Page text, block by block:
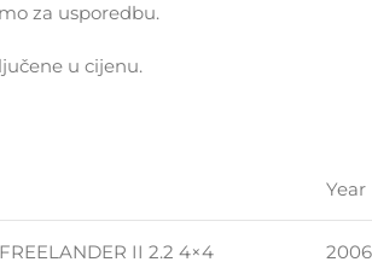
za usporedbu.
u cijenu.
Year
II 2.2 4×4